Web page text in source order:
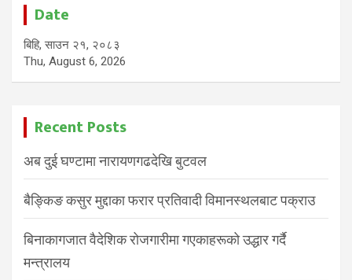
Date
बिहि, साउन २१, २०८३
Thu, August 6, 2026
Recent Posts
अब दुई घण्टामा नारायणगढदेखि बुटवल
बैङ्किङ कसुर मुद्दाका फरार प्रतिवादी विमानस्थलबाट पक्राउ
बिनाकागजात वैदेशिक रोजगारीमा गएकाहरूको उद्धार गर्दै
मन्त्रालय